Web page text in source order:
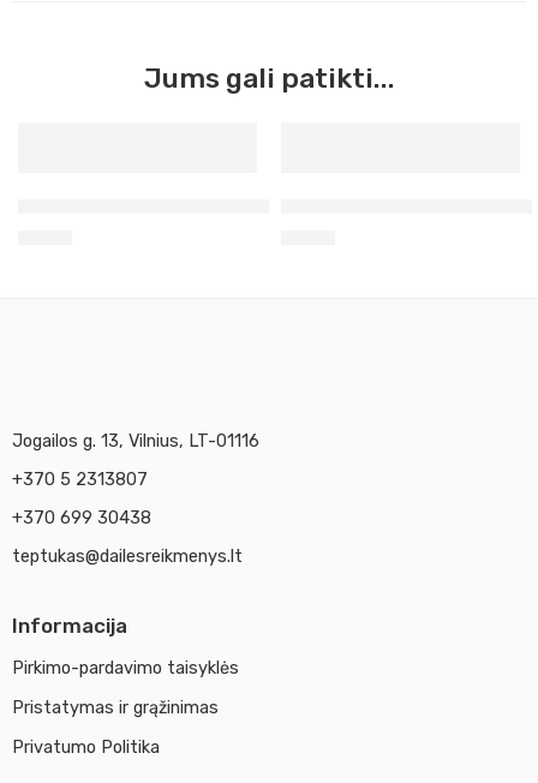
Jums gali patikti...
Jogailos g. 13, Vilnius, LT-01116
+370 5 2313807
+370 699 30438
teptukas@dailesreikmenys.lt
Informacija
Pirkimo-pardavimo taisyklės
Pristatymas ir grąžinimas
Privatumo Politika